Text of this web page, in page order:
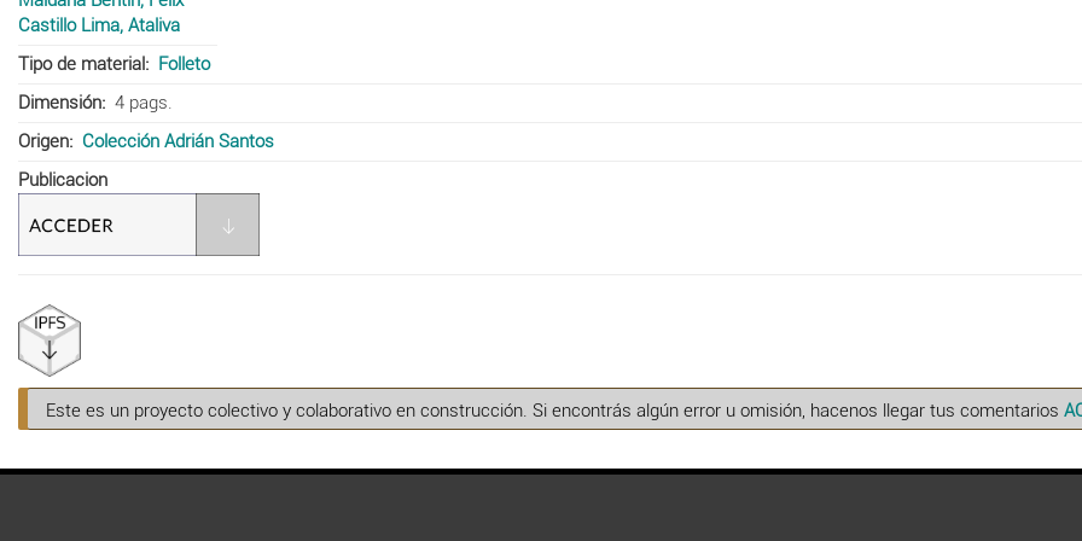
Castillo Lima, Ataliva
Tipo de material
Folleto
Dimensión
4 pags.
Origen
Colección Adrián Santos
Publicacion
Este es un proyecto colectivo y colaborativo en construcción. Si encontrás algún error u omisión, hacenos llegar tus comentarios